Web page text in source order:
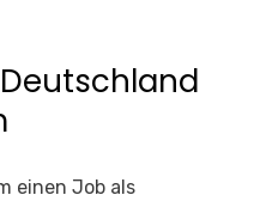
einen Job als